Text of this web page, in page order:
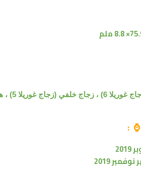
8.8 ملم
5) ، هيكل من الألومنيوم
:
نوفمبر2019